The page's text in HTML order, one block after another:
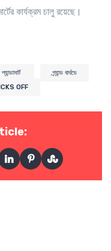
কার্যক্রম চালু রয়েছে।
প্যান্ডামার্ট
গ্র্যান্ড বার্থডে
OFF